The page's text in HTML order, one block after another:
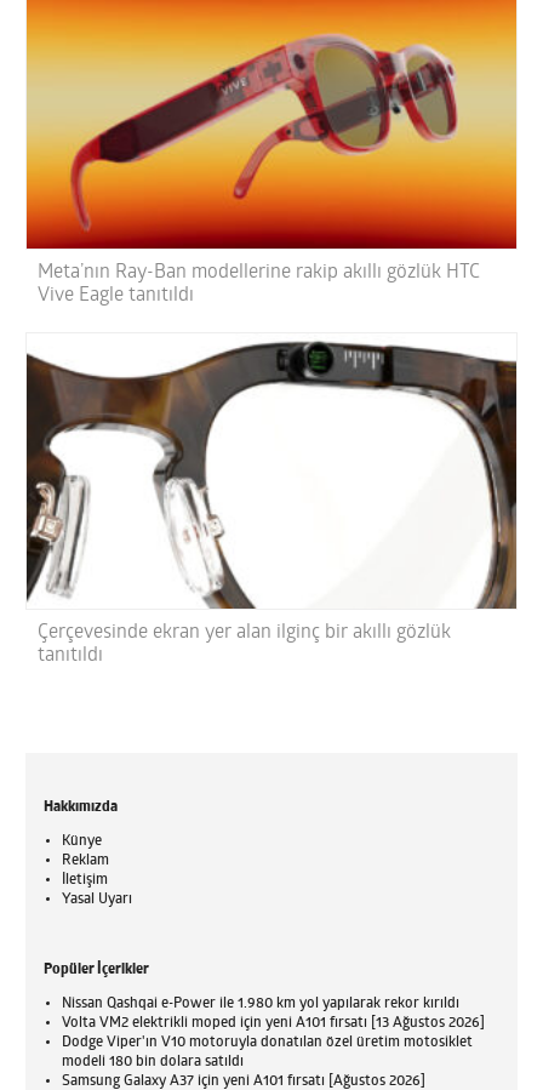
Meta’nın Ray-Ban modellerine rakip akıllı gözlük HTC
Vive Eagle tanıtıldı
Çerçevesinde ekran yer alan ilginç bir akıllı gözlük
tanıtıldı
Hakkımızda
Künye
Reklam
İletişim
Yasal Uyarı
Popüler İçerikler
Nissan Qashqai e-Power ile 1.980 km yol yapılarak rekor kırıldı
Volta VM2 elektrikli moped için yeni A101 fırsatı [13 Ağustos 2026]
Dodge Viper'ın V10 motoruyla donatılan özel üretim motosiklet
modeli 180 bin dolara satıldı
Samsung Galaxy A37 için yeni A101 fırsatı [Ağustos 2026]